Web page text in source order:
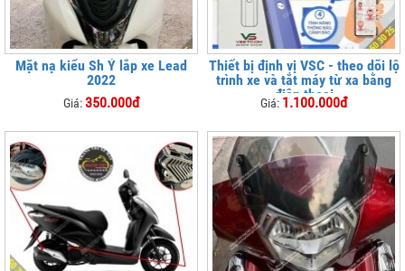
Mặt nạ kiểu Sh Ý lắp xe Lead
2022
Giá:350.000đ
Thiết bị định vị VSC - theo dõi lộ
trình xe và tắt máy từ xa bằng
điện thoại
Giá: 1.100.000đ